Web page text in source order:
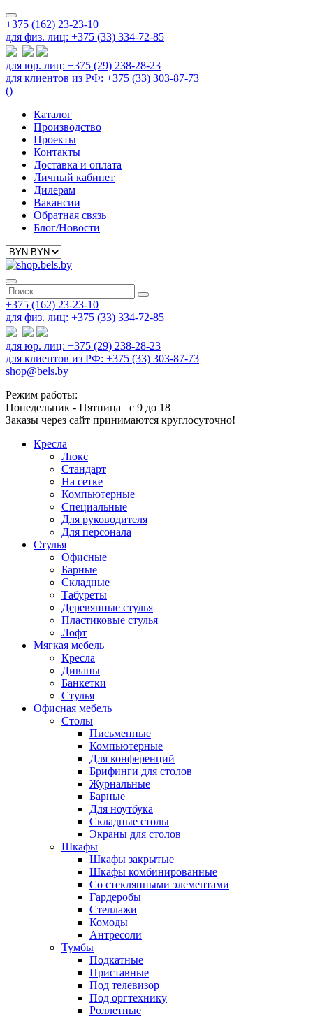
+375 (162) 23-23-10
для физ. лиц: +375 (33) 334-72-85
для юр. лиц: +375 (29) 238-28-23
для клиентов из РФ: +375 (33) 303-87-73
()
Каталог
Производство
Проекты
Контакты
Доставка и оплата
Личный кабинет
Дилерам
Вакансии
Обратная связь
Блог/Новости
+375 (162) 23-23-10
для физ. лиц: +375 (33) 334-72-85
для юр. лиц: +375 (29) 238-28-23
для клиентов из РФ: +375 (33) 303-87-73
shop@bels.by
Режим работы:
Понедельник - Пятница с 9 до 18
Заказы через сайт принимаются круглосуточно!
Кресла
Люкс
Стандарт
На сетке
Компьютерные
Специальные
Для руководителя
Для персонала
Стулья
Офисные
Барные
Складные
Табуреты
Деревянные стулья
Пластиковые стулья
Лофт
Мягкая мебель
Кресла
Диваны
Банкетки
Стулья
Офисная мебель
Столы
Письменные
Компьютерные
Для конференций
Брифинги для столов
Журнальные
Барные
Для ноутбука
Складные столы
Экраны для столов
Шкафы
Шкафы закрытые
Шкафы комбинированные
Со стеклянными элементами
Гардеробы
Стеллажи
Комоды
Антресоли
Тумбы
Подкатные
Приставные
Под телевизор
Под оргтехнику
Роллетные